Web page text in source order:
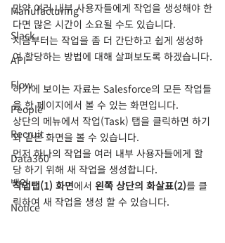
Manufacturing
Slack
API
Flow
People
Recruit
Data360
백업
Notice
만약 여러 내부 사용자들에게 작업을 생성해야 한
다면 많은 시간이 소요될 수도 있습니다.
지금부터는 작업을 좀 더 간단하고 쉽게 생성하
여 할당하는 방법에 대해 살펴보도록 하겠습니다.
하기에 보이는 자료는 Salesforce의 모든 작업들
을 한 페이지에서 볼 수 있는 화면입니다.
상단의 메뉴에서 작업(Task) 탭을 클릭하면 하기
와 같은 화면을 볼 수 있습니다.
먼저 하나의 작업을 여러 내부 사용자들에게 할
당 하기 위해 새 작업을 생성합니다.
작업탭(1) 화면에서 왼쪽 상단의 화살표(2)를 클
릭하여 새 작업을 생성 할 수 있습니다.